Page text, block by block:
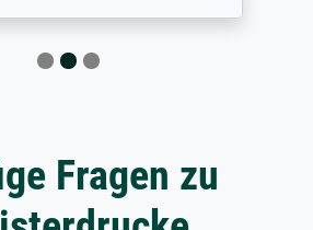
Fragen zu